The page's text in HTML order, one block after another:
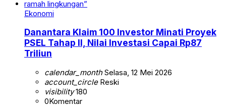
Ekonomi
Danantara Klaim 100 Investor Minati Proyek
PSEL Tahap II, Nilai Investasi Capai Rp87
Triliun
calendar_monthSelasa, 12 Mei 2026
account_circleReski
visibility180
0Komentar